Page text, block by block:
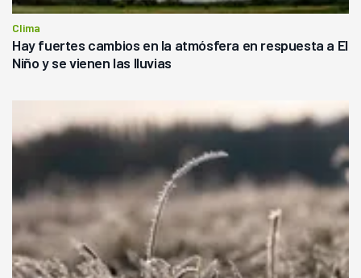
Clima
Hay fuertes cambios en la atmósfera en respuesta a El
Niño y se vienen las lluvias